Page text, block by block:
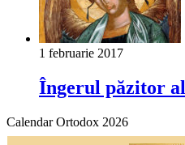
1 februarie 2017
Îngerul păzitor
Calendar Ortodox 2026